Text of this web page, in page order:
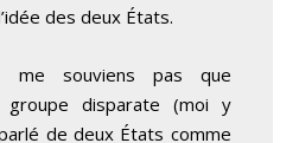
des deux États.
me souviens pas que
groupe disparate (moi y
de deux États comme